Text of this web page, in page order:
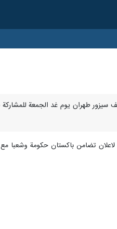
شريف سيزور طهران يوم غد الجمعة
تضامن باكستان حكومة وشعبا مع